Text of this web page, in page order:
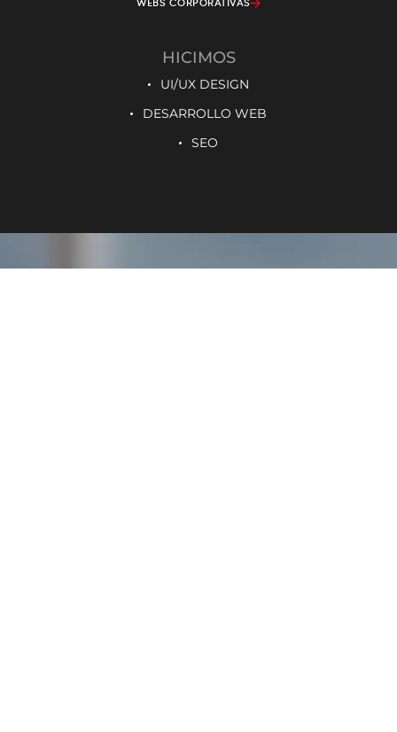
WEBS CORPORATIVAS
HICIMOS
UI/UX DESIGN
DESARROLLO WEB
SEO